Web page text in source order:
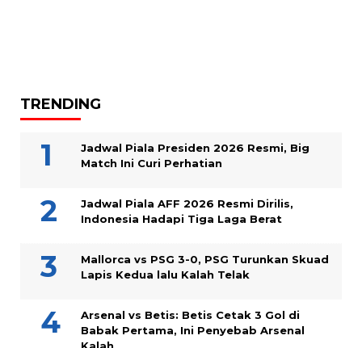
TRENDING
Jadwal Piala Presiden 2026 Resmi, Big
Match Ini Curi Perhatian
Jadwal Piala AFF 2026 Resmi Dirilis,
Indonesia Hadapi Tiga Laga Berat
Mallorca vs PSG 3-0, PSG Turunkan Skuad
Lapis Kedua lalu Kalah Telak
Arsenal vs Betis: Betis Cetak 3 Gol di
Babak Pertama, Ini Penyebab Arsenal